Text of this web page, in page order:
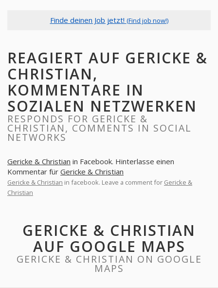
Finde deinen Job jetzt! (Find job now!)
REAGIERT AUF GERICKE &
CHRISTIAN,
KOMMENTARE IN
SOZIALEN NETZWERKEN
RESPONDS FOR GERICKE &
CHRISTIAN, COMMENTS IN SOCIAL
NETWORKS
Gericke & Christian in Facebook. Hinterlasse einen
Kommentar für Gericke & Christian
Gericke & Christian in facebook. Leave a comment for Gericke &
Christian
GERICKE & CHRISTIAN
AUF GOOGLE MAPS
GERICKE & CHRISTIAN ON GOOGLE
MAPS